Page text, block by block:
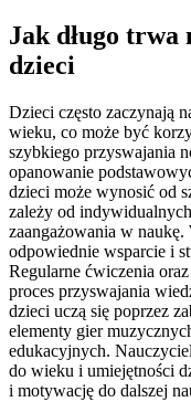
Jak długo
dzieci
Dzieci często zaczynają
wieku, co może być
szybkiego przyswajania
opanowanie
dzieci może wynosić od
zależy od
zaangażowania w
odpowiednie wsparcie i
Regularne ćwiczenia
proces przyswajania
dzieci uczą się poprzez
elementy gier
edukacyjnych.
do wieku i umiejętności
i motywację do dalszej